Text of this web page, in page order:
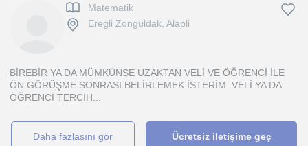
Matematik
Eregli Zonguldak, Alapli
BİREBİR YA DA MÜMKÜNSE UZAKTAN VELİ VE ÖĞRENCİ İLE
ÖN GÖRÜŞME SONRASI BELİRLEMEK İSTERİM .VELİ YA DA
ÖĞRENCİ TERCİH...
daha fazlasını gör Ücretsiz iletişime geç